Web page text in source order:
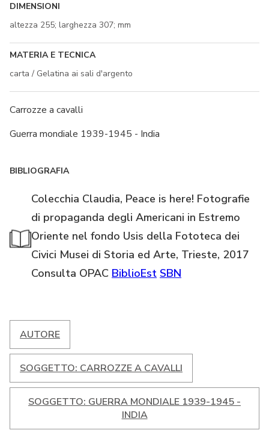
DIMENSIONI
altezza 255; larghezza 307; mm
MATERIA E TECNICA
carta / Gelatina ai sali d'argento
Carrozze a cavalli
Guerra mondiale 1939-1945 - India
BIBLIOGRAFIA
Colecchia Claudia, Peace is here! Fotografie
di propaganda degli Americani in Estremo
Oriente nel fondo Usis della Fototeca dei
Civici Musei di Storia ed Arte, Trieste, 2017
Consulta OPAC BiblioEst SBN
AUTORE
SOGGETTO: CARROZZE A CAVALLI
SOGGETTO: GUERRA MONDIALE 1939-1945 -
INDIA